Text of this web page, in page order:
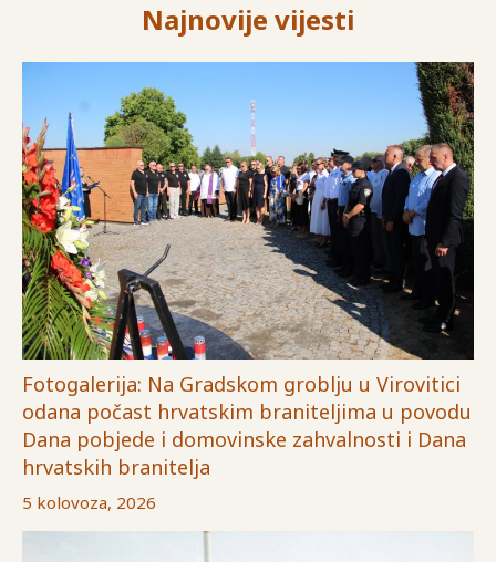
Najnovije vijesti
Fotogalerija: Na Gradskom groblju u Virovitici
odana počast hrvatskim braniteljima u povodu
Dana pobjede i domovinske zahvalnosti i Dana
hrvatskih branitelja
5 kolovoza, 2026